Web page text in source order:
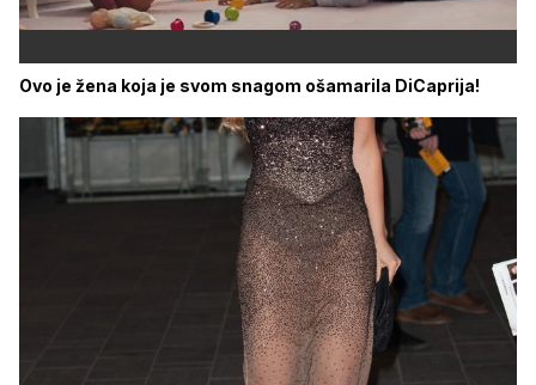
Ovo je žena koja je svom snagom ošamarila DiCaprija!